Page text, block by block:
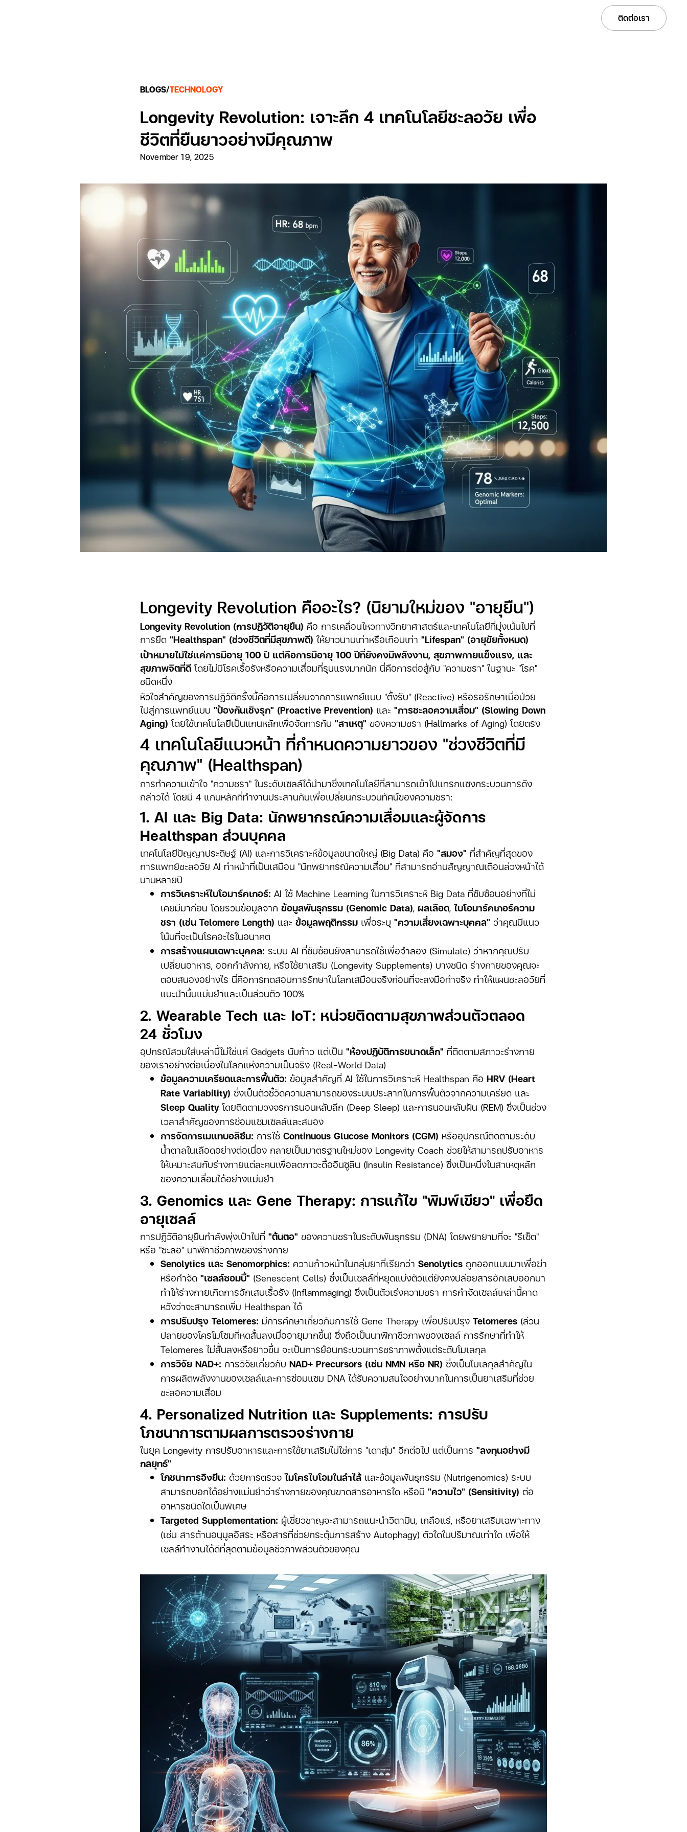
ติดต่อเรา
BLOGS/TECHNOLOGY
Longevity Revolution: เจาะลึก 4 เทคโนโลยีชะลอวัย เพื่อ
ชีวิตที่ยืนยาวอย่างมีคุณภาพ
November 19, 2025
Longevity Revolution คืออะไร? (นิยามใหม่ของ "อายุยืน")
Longevity Revolution (การปฏิวัติอายุยืน) คือ การเคลื่อนไหวทางวิทยาศาสตร์และเทคโนโลยีที่มุ่งเน้นไปที่
การยืด "Healthspan" (ช่วงชีวิตที่มีสุขภาพดี) ให้ยาวนานเท่าหรือเกือบเท่า "Lifespan" (อายุขัยทั้งหมด)
เป้าหมายไม่ใช่แค่การมีอายุ 100 ปี แต่คือการมีอายุ 100 ปีที่ยังคงมีพลังงาน, สุขภาพกายแข็งแรง, และ
สุขภาพจิตที่ดี โดยไม่มีโรคเรื้อรังหรือความเสื่อมที่รุนแรงมากนัก นี่คือการต่อสู้กับ "ความชรา" ในฐานะ "โรค"
ชนิดหนึ่ง
หัวใจสำคัญของการปฏิวัติครั้งนี้คือการเปลี่ยนจากการแพทย์แบบ "ตั้งรับ" (Reactive) หรือรอรักษาเมื่อป่วย
ไปสู่การแพทย์แบบ "ป้องกันเชิงรุก" (Proactive Prevention) และ "การชะลอความเสื่อม" (Slowing Down
Aging) โดยใช้เทคโนโลยีเป็นแกนหลักเพื่อจัดการกับ "สาเหตุ" ของความชรา (Hallmarks of Aging) โดยตรง
4 เทคโนโลยีแนวหน้า ที่กำหนดความยาวของ "ช่วงชีวิตที่มี
คุณภาพ" (Healthspan)
การทำความเข้าใจ "ความชรา" ในระดับเซลล์ได้นำมาซึ่งเทคโนโลยีที่สามารถเข้าไปแทรกแซงกระบวนการดัง
กล่าวได้ โดยมี 4 แกนหลักที่ทำงานประสานกันเพื่อเปลี่ยนกระบวนทัศน์ของความชรา:
1. AI และ Big Data: นักพยากรณ์ความเสื่อมและผู้จัดการ
Healthspan ส่วนบุคคล
เทคโนโลยีปัญญาประดิษฐ์ (AI) และการวิเคราะห์ข้อมูลขนาดใหญ่ (Big Data) คือ "สมอง" ที่สำคัญที่สุดของ
การแพทย์ชะลอวัย AI ทำหน้าที่เป็นเสมือน "นักพยากรณ์ความเสื่อม" ที่สามารถอ่านสัญญาณเตือนล่วงหน้าได้
นานหลายปี
การวิเคราะห์ไบโอมาร์คเกอร์: AI ใช้ Machine Learning ในการวิเคราะห์ Big Data ที่ซับซ้อนอย่างที่ไม่
เคยมีมาก่อน โดยรวมข้อมูลจาก ข้อมูลพันธุกรรม (Genomic Data), ผลเลือด,ไบโอมาร์คเกอร์ความ
ชรา (เช่น Telomere Length) และ ข้อมูลพฤติกรรม เพื่อระบุ "ความเสี่ยงเฉพาะบุคคล" ว่าคุณมีแนว
โน้มที่จะเป็นโรคอะไรในอนาคต
การสร้างแผนเฉพาะบุคคล: ระบบ AI ที่ซับซ้อนยังสามารถใช้เพื่อจำลอง (Simulate) ว่าหากคุณปรับ
เปลี่ยนอาหาร, ออกกำลังกาย, หรือใช้ยาเสริม (Longevity Supplements) บางชนิด ร่างกายของคุณจะ
ตอบสนองอย่างไร นี่คือการทดสอบการรักษาในโลกเสมือนจริงก่อนที่จะลงมือทำจริง ทำให้แผนชะลอวัยที่
แนะนำนั้นแม่นยำและเป็นส่วนตัว 100%
2. Wearable Tech และ IoT: หน่วยติดตามสุขภาพส่วนตัวตลอด
24 ชั่วโมง
อุปกรณ์สวมใส่เหล่านี้ไม่ใช่แค่ Gadgets นับก้าว แต่เป็น "ห้องปฏิบัติการขนาดเล็ก" ที่ติดตามสภาวะร่างกาย
ของเราอย่างต่อเนื่องในโลกแห่งความเป็นจริง (Real-World Data)
ข้อมูลความเครียดและการฟื้นตัว: ข้อมูลสำคัญที่ AI ใช้ในการวิเคราะห์ Healthspan คือ HRV (Heart
Rate Variability) ซึ่งเป็นตัวชี้วัดความสามารถของระบบประสาทในการฟื้นตัวจากความเครียด และ
Sleep Qualityโดยติดตามวงจรการนอนหลับลึก (Deep Sleep) และการนอนหลับฝัน (REM) ซึ่งเป็นช่วง
เวลาสำคัญของการซ่อมแซมเซลล์และสมอง
การจัดการเมแทบอลิซึม: การใช้ Continuous Glucose Monitors (CGM) หรืออุปกรณ์ติดตามระดับ
น้ำตาลในเลือดอย่างต่อเนื่อง กลายเป็นมาตรฐานใหม่ของ Longevity Coach ช่วยให้สามารถปรับอาหาร
ให้เหมาะสมกับร่างกายแต่ละคนเพื่อลดภาวะดื้ออินซูลิน (Insulin Resistance) ซึ่งเป็นหนึ่งในสาเหตุหลัก
ของความเสื่อมได้อย่างแม่นยำ
3. Genomics และ Gene Therapy: การแก้ไข "พิมพ์เขียว" เพื่อยืด
อายุเซลล์
การปฏิวัติอายุยืนกำลังพุ่งเป้าไปที่ "ต้นตอ" ของความชราในระดับพันธุกรรม (DNA) โดยพยายามที่จะ "รีเซ็ต"
หรือ "ชะลอ" นาฬิกาชีวภาพของร่างกาย
Senolytics และ Senomorphics: ความก้าวหน้าในกลุ่มยาที่เรียกว่า Senolytics ถูกออกแบบมาเพื่อฆ่า
หรือกำจัด "เซลล์ซอมบี้" (Senescent Cells) ซึ่งเป็นเซลล์ที่หยุดแบ่งตัวแต่ยังคงปล่อยสารอักเสบออกมา
ทำให้ร่างกายเกิดการอักเสบเรื้อรัง (Inflammaging) ซึ่งเป็นตัวเร่งความชรา การกำจัดเซลล์เหล่านี้คาด
หวังว่าจะสามารถเพิ่ม Healthspan ได้
การปรับปรุง Telomeres: มีการศึกษาเกี่ยวกับการใช้ Gene Therapy เพื่อปรับปรุง Telomeres (ส่วน
ปลายของโครโมโซมที่หดสั้นลงเมื่ออายุมากขึ้น) ซึ่งถือเป็นนาฬิกาชีวภาพของเซลล์ การรักษาที่ทำให้
Telomeres ไม่สั้นลงหรือยาวขึ้น จะเป็นการย้อนกระบวนการชราภาพตั้งแต่ระดับโมเลกุล
การวิจัย NAD+: การวิจัยเกี่ยวกับ NAD+ Precursors (เช่น NMN หรือ NR) ซึ่งเป็นโมเลกุลสำคัญใน
การผลิตพลังงานของเซลล์และการซ่อมแซม DNA ได้รับความสนใจอย่างมากในการเป็นยาเสริมที่ช่วย
ชะลอความเสื่อม
4. Personalized Nutrition และ Supplements: การปรับ
โภชนาการตามผลการตรวจร่างกาย
ในยุค Longevity การปรับอาหารและการใช้ยาเสริมไม่ใช่การ "เดาสุ่ม" อีกต่อไป แต่เป็นการ "ลงทุนอย่างมี
กลยุทธ์"
โภชนาการอิงยีน: ด้วยการตรวจไมโครไบโอมในลำไส้ และข้อมูลพันธุกรรม (Nutrigenomics) ระบบ
สามารถบอกได้อย่างแม่นยำว่าร่างกายของคุณขาดสารอาหารใด หรือมี "ความไว" (Sensitivity) ต่อ
อาหารชนิดใดเป็นพิเศษ
Targeted Supplementation: ผู้เชี่ยวชาญจะสามารถแนะนำวิตามิน, เกลือแร่, หรือยาเสริมเฉพาะทาง
(เช่น สารต้านอนุมูลอิสระ หรือสารที่ช่วยกระตุ้นการสร้าง Autophagy) ตัวใดในปริมาณเท่าใด เพื่อให้
เซลล์ทำงานได้ดีที่สุดตามข้อมูลชีวภาพส่วนตัวของคุณ